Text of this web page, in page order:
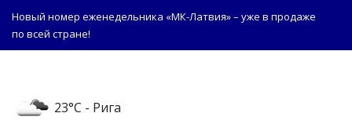
Новый номер еженедельника «МК-Латвия» – уже в продаже
по всей стране!
23°C - Рига